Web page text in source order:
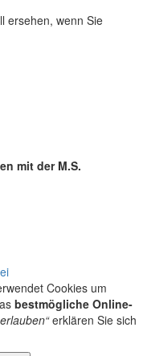
ersehen, wenn Sie
mit der M.S.
Cookies um
bestmögliche Online-
erklären Sie sich